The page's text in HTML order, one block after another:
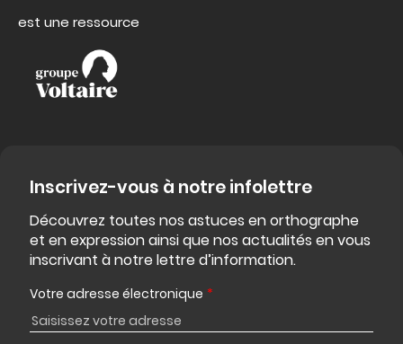
est une ressource
Inscrivez-vous à notre infolettre
Découvrez toutes nos astuces en orthographe
et en expression ainsi que nos actualités en vous
inscrivant à notre lettre d’information.
Votre adresse électronique *